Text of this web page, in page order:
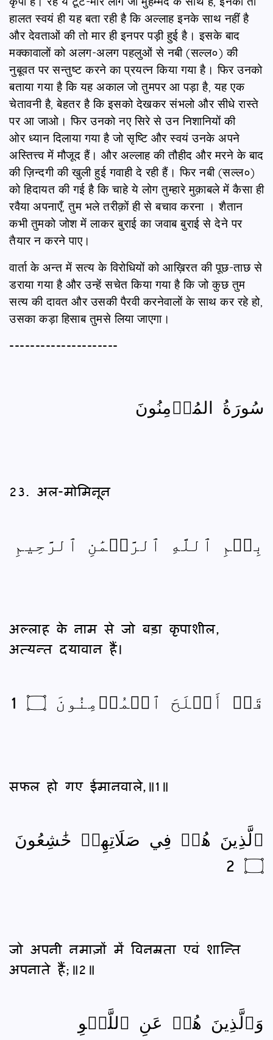
हालत स्वयं ही यह बता रही है कि अल्लाह इनके साथ नहीं है
और देवताओं की तो मार ही इनपर पड़ी हुई है। इसके बाद
मक्कावालों को अलग-अलग पहलुओं से नबी (सल्ल०) की
नुबूवत पर सन्तुष्ट करने का प्रयत्न किया गया है। फिर उनको
बताया गया है कि यह अकाल जो तुमपर आ पड़ा है, यह एक
चेतावनी है, बेहतर है कि इसको देखकर संभलो और सीधे रास्ते
पर आ जाओ। फिर उनको नए सिरे से उन निशानियों की
ओर ध्यान दिलाया गया है जो सृष्टि और स्वयं उनके अपने
अस्तित्त्व में मौजूद हैं। और अल्लाह की तौहीद और मरने के बाद
की ज़िन्दगी की खुली हुई गवाही दे रही हैं। फिर नबी (सल्ल०)
को हिदायत की गई है कि चाहे ये लोग तुम्हारे मुक़ाबले में कैसा ही
रवैया अपनाएँ, तुम भले तरीक़ों ही से बचाव करना । शैतान
कभी तुमको जोश में लाकर बुराई का जवाब बुराई से देने पर
तैयार न करने पाए।
वार्ता के अन्त में सत्य के विरोधियों को आख़िरत की पूछ-ताछ से
डराया गया है और उन्हें सचेत किया गया है कि जो कुछ तुम
सत्य की दावत और उसकी पैरवी करनेवालों के साथ कर रहे हो,
उसका कड़ा हिसाब तुमसे लिया जाएगा।
---------------------
سُورَةُ المُؤۡمِنُونَ
23. अल-मोमिनून
بِسۡمِ ٱللَّهِ ٱلرَّحۡمَٰنِ ٱلرَّحِيمِ
अल्लाह के नाम से जो बड़ा कृपाशील,
अत्यन्त दयावान हैं।
قَدۡ أَفۡلَحَ ٱلۡمُؤۡمِنُونَ ۝ 1
सफल हो गए ईमानवाले,॥1॥
ٱلَّذِينَ هُمۡ فِي صَلَاتِهِمۡ خَٰشِعُونَ
۝ 2
जो अपनी नमाज़ों में विनम्रता एवं शान्ति
अपनाते हैं;॥2॥
وَٱلَّذِينَ هُمۡ عَنِ ٱللَّغۡوِ